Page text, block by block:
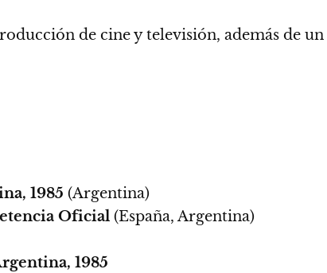
de cine y televisión, además de un
1985 (Argentina)
Oficial (España, Argentina)
1985